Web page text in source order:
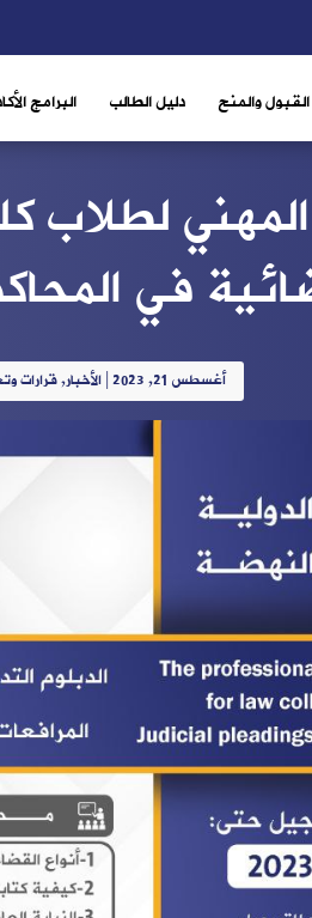
القبول والمنح دليل الطالب البرامج
لطلاب
في
أغسطس 21, 2023 |الأخبار,قرارات